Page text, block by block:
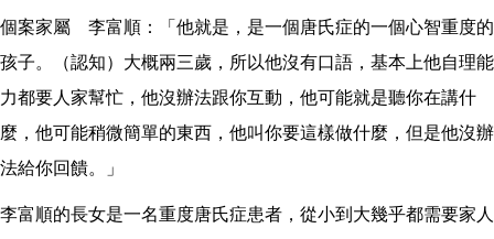
個案家屬 李富順：「他就是，是一個唐氏症的一個心智重度的
孩子。（認知）大概兩三歲，所以他沒有口語，基本上他自理能
力都要人家幫忙，他沒辦法跟你互動，他可能就是聽你在講什
麼，他可能稍微簡單的東西，他叫你要這樣做什麼，但是他沒辦
法給你回饋。」
李富順的長女是一名重度唐氏症患者，從小到大幾乎都需要家人